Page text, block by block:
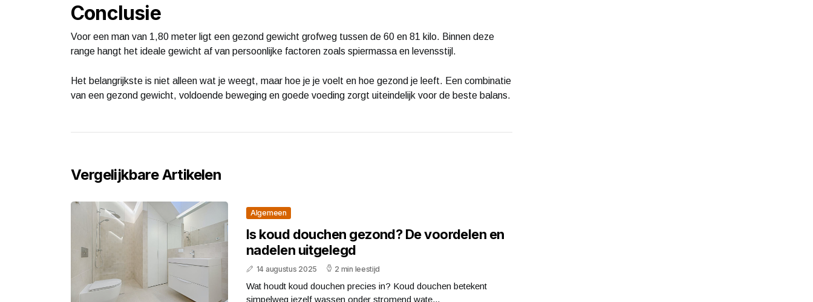
Conclusie
Voor een man van 1,80 meter ligt een gezond gewicht grofweg tussen de 60 en 81 kilo. Binnen deze
range hangt het ideale gewicht af van persoonlijke factoren zoals spiermassa en levensstijl.
Het belangrijkste is niet alleen wat je weegt, maar hoe je je voelt en hoe gezond je leeft. Een combinatie
van een gezond gewicht, voldoende beweging en goede voeding zorgt uiteindelijk voor de beste balans.
Vergelijkbare Artikelen
Algemeen
Is koud douchen gezond? De voordelen en
nadelen uitgelegd
14 augustus 2025 2 min leestijd
Wat houdt koud douchen precies in? Koud douchen betekent
simpelweg jezelf wassen onder stromend wate...